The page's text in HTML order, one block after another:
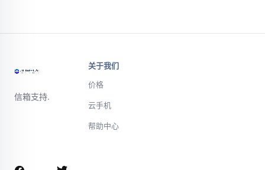
信箱支持.
关于我们
价格
云手机
帮助中心